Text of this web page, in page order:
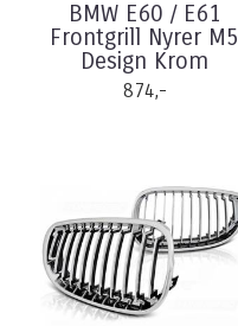
BMW E60 / E61
Frontgrill Nyrer M5
Design Krom
874,-